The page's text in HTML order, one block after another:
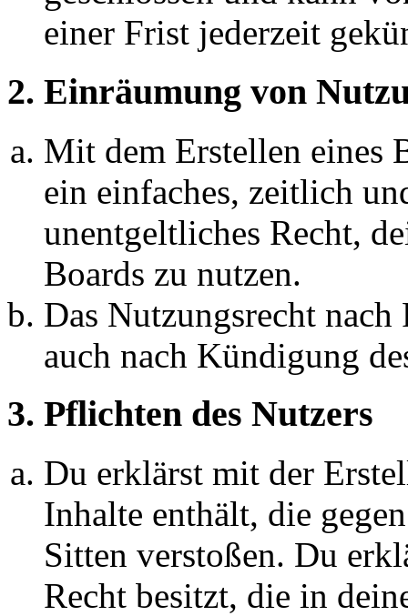
einer Frist jederzeit
2. Einräumung von
Mit dem Erstellen eines
ein einfaches, zeitlich
unentgeltliches Recht,
Boards zu nutzen.
Das Nutzungsrecht
auch nach Kündigung
3. Pflichten des Nutzers
Du erklärst mit der
Inhalte enthält, die
Sitten verstoßen. Du
Recht besitzt, die in